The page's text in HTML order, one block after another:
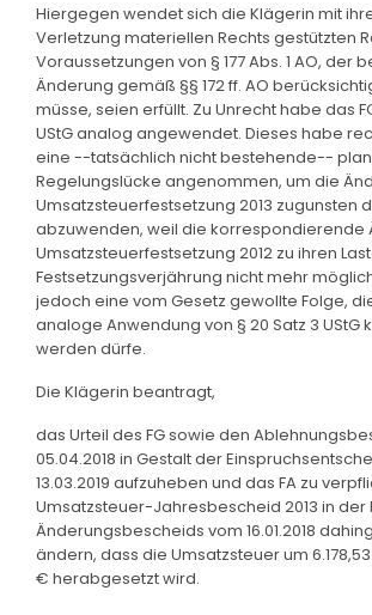
Hiergegen wendet sich die Klägerin mit
Verletzung materiellen Rechts gestützten
Voraussetzungen von § 177 Abs. 1 AO, der
Änderung gemäß §§ 172 ff. AO
müsse, seien erfüllt. Zu Unrecht habe das
UStG analog angewendet. Dieses habe
eine --tatsächlich nicht bestehende--
Regelungslücke angenommen, um die
Umsatzsteuerfestsetzung 2013 zugunsten
abzuwenden, weil die korrespondierende
Umsatzsteuerfestsetzung 2012 zu ihren
Festsetzungsverjährung nicht mehr
jedoch eine vom Gesetz gewollte Folge,
analoge Anwendung von § 20 Satz 3 UStG
werden dürfe.
Die Klägerin beantragt,
das Urteil des FG sowie den
05.04.2018 in Gestalt der
13.03.2019 aufzuheben und das FA zu
Umsatzsteuer-Jahresbescheid 2013 in der
Änderungsbescheids vom 16.01.2018
ändern, dass die Umsatzsteuer um
€ herabgesetzt wird.